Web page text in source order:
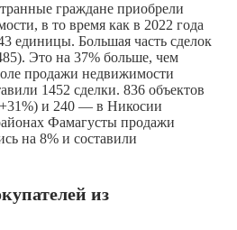
граждане приобрели
в то время как в 2022 года
единицы. Большая часть сделок
Это на 37% больше, чем
продажи недвижимости
1452 сделки. 836 объектов
и 240 — в Никосии
Фамагусты продажи
на 8% и составили
из